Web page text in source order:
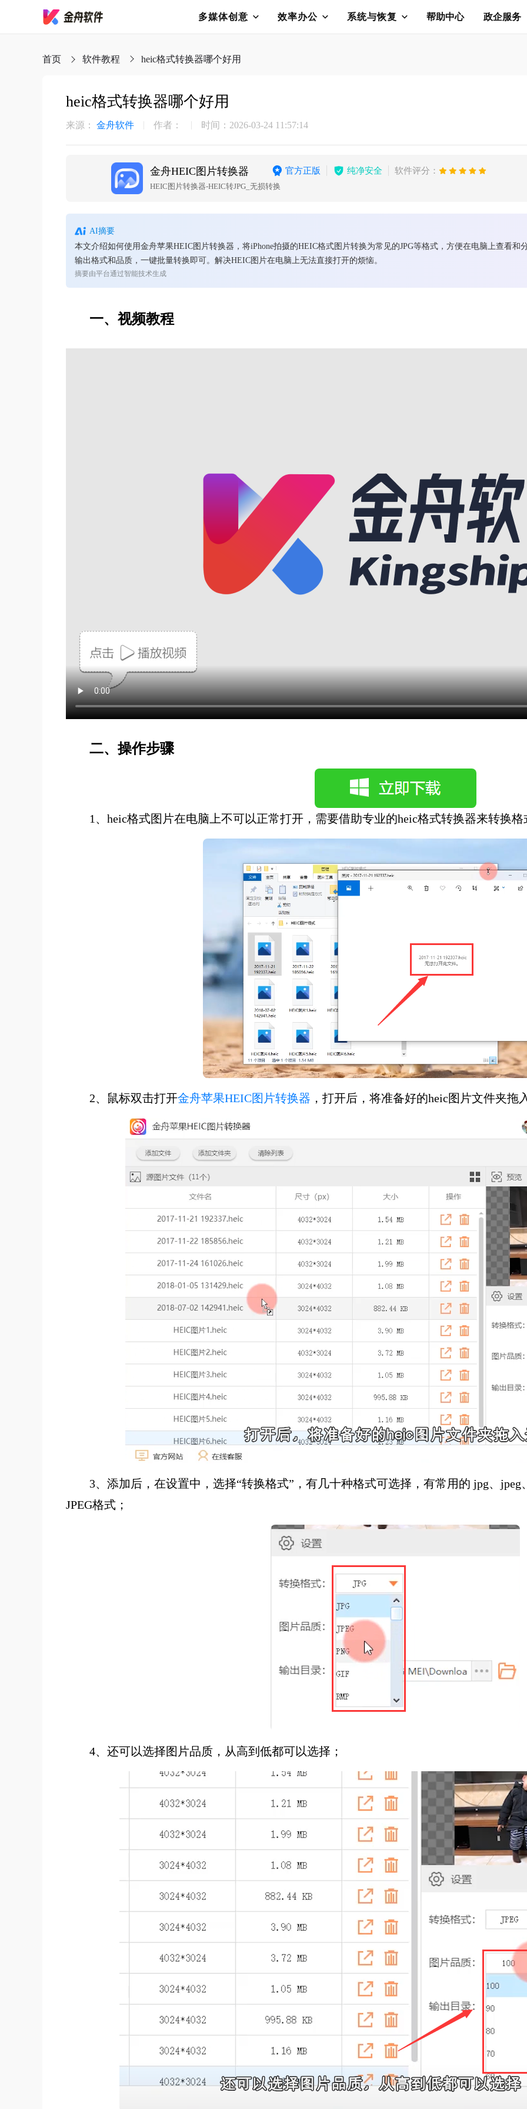
多媒体创意 效率办公 系统与恢复 帮助中心 政企服务
首页 软件教程 heic格式转换器哪个好用
heic格式转换器哪个好用
来源： 金舟软件 作者： 时间：2026-03-24 11:57:14
金舟HEIC图片转换器 官方正版 纯净安全 软件评分：
HEIC图片转换器-HEIC转JPG_无损转换
AI摘要
本文介绍如何使用金舟苹果HEIC图片转换器，将iPhone拍摄的HEIC格式图片转换为常见的JPG等格式，方便在电脑上查看
输出格式和品质，一键批量转换即可。解决HEIC图片在电脑上无法直接打开的烦恼。
摘要由平台通过智能技术生成
一、视频教程
二、操作步骤
1、heic格式图片在电脑上不可以正常打开，需要借助专业的heic格式转换器来转换格
2、鼠标双击打开金舟苹果HEIC图片转换器 ，打开后，将准备好的heic图片文件夹拖
3、添加后，在设置中，选择“转换格式”，有几十种格式可选择，有常用的 jpg、
JPEG格式；
4、还可以选择图片品质，从高到低都可以选择；